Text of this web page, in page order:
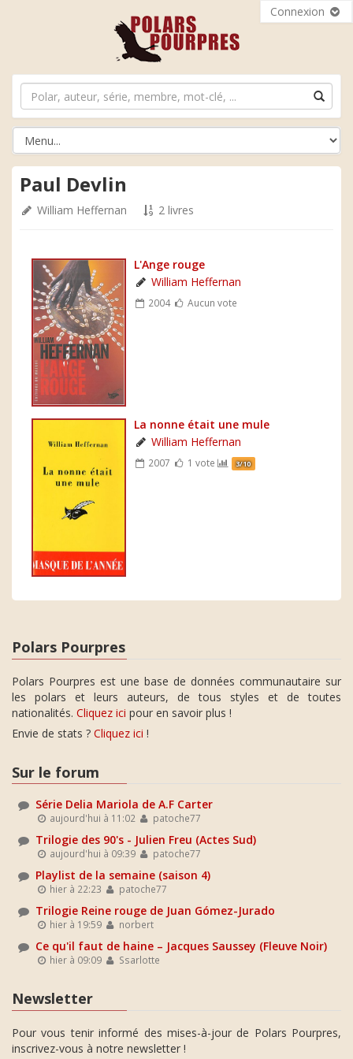
Connexion
Paul Devlin
William Heffernan 2 livres
L'Ange rouge
William Heffernan
2004 Aucun vote
La nonne était une mule
William Heffernan
2007 1 vote 3/10
Polars Pourpres
Polars Pourpres est une base de données communautaire sur
les polars et leurs auteurs, de tous styles et de toutes
nationalités. Cliquez ici pour en savoir plus !
Envie de stats ? Cliquez ici !
Sur le forum
Série Delia Mariola de A.F Carter
aujourd'hui à 11:02 patoche77
Trilogie des 90's - Julien Freu (Actes Sud)
aujourd'hui à 09:39 patoche77
Playlist de la semaine (saison 4)
hier à 22:23 patoche77
Trilogie Reine rouge de Juan Gómez-Jurado
hier à 19:59 norbert
Ce qu'il faut de haine – Jacques Saussey (Fleuve Noir)
hier à 09:09 Ssarlotte
Newsletter
Pour vous tenir informé des mises-à-jour de Polars Pourpres,
inscrivez-vous à notre newsletter !